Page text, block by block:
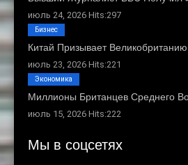
июль 24, 2026 Hits:297
Китай Призывает
июль 23, 2026 Hits:221
Бизнес
Миллионы Британцев Среднего
июль 15, 2026 Hits:222
Экономика
Мы в соцсетях